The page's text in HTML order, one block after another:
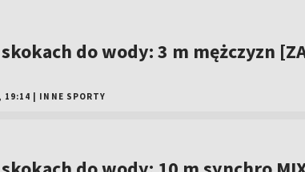
skokach do wody: 3 m mężczyzn
19:14 INNE SPORTY